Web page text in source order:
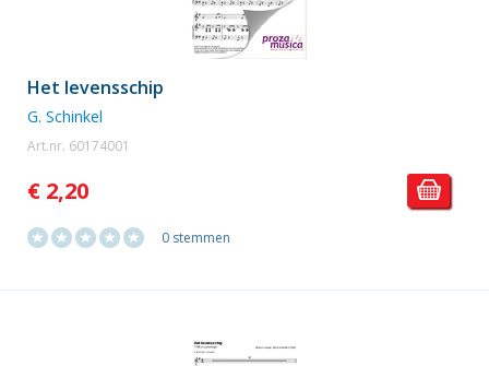
Het levensschip
G. Schinkel
Art.nr. 60174001
€ 2,20
0 stemmen